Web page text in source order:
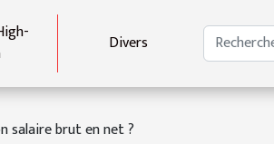
Divers
salaire brut en net ?